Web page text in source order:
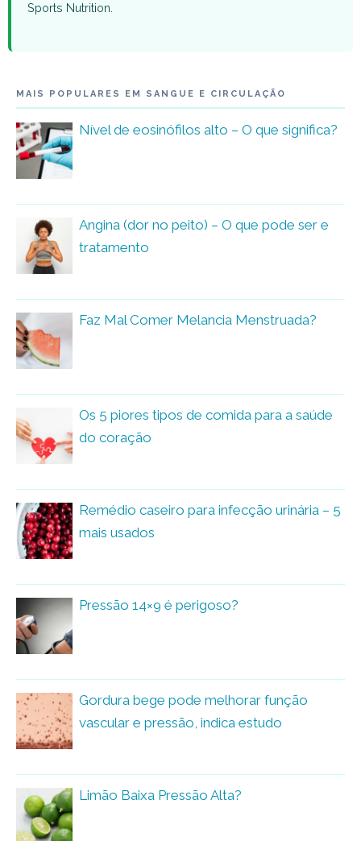
Sports Nutrition.
MAIS POPULARES EM SANGUE E CIRCULAÇÃO
Nível de eosinófilos alto – O que significa?
Angina (dor no peito) – O que pode ser e
tratamento
Faz Mal Comer Melancia Menstruada?
Os 5 piores tipos de comida para a saúde
do coração
Remédio caseiro para infecção urinária – 5
mais usados
Pressão 14×9 é perigoso?
Gordura bege pode melhorar função
vascular e pressão, indica estudo
Limão Baixa Pressão Alta?